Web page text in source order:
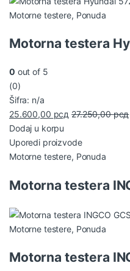
Motorne testere, Ponuda
Motorna testera
0 out of 5
(0)
Šifra: n/a
25.600,00 рсд 27.250,00рсд
Dodaj u korpu
Uporedi proizvode
Motorne testere, Ponuda
Motorna testera
Motorne testere, Ponuda
Motorna testera